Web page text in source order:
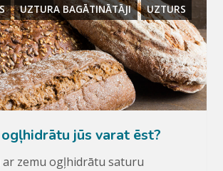
UZTURA BAGĀTINĀTĀJI UZTURS
jūs varat ēst?
ar zemu ogļhidrātu saturu